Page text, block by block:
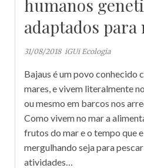
humanos
adaptados
31/08/2018 iGUi Ecologia
Bajaus é um povo conhecido
mares, e vivem literalmente
ou mesmo em barcos nos
Como vivem no mar a
frutos do mar e o tempo que
mergulhando seja para
atividades…